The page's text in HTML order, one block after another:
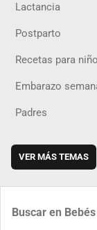
Lactancia
Postparto
Recetas para
Embarazo
Padres
VER MÁS TEMAS